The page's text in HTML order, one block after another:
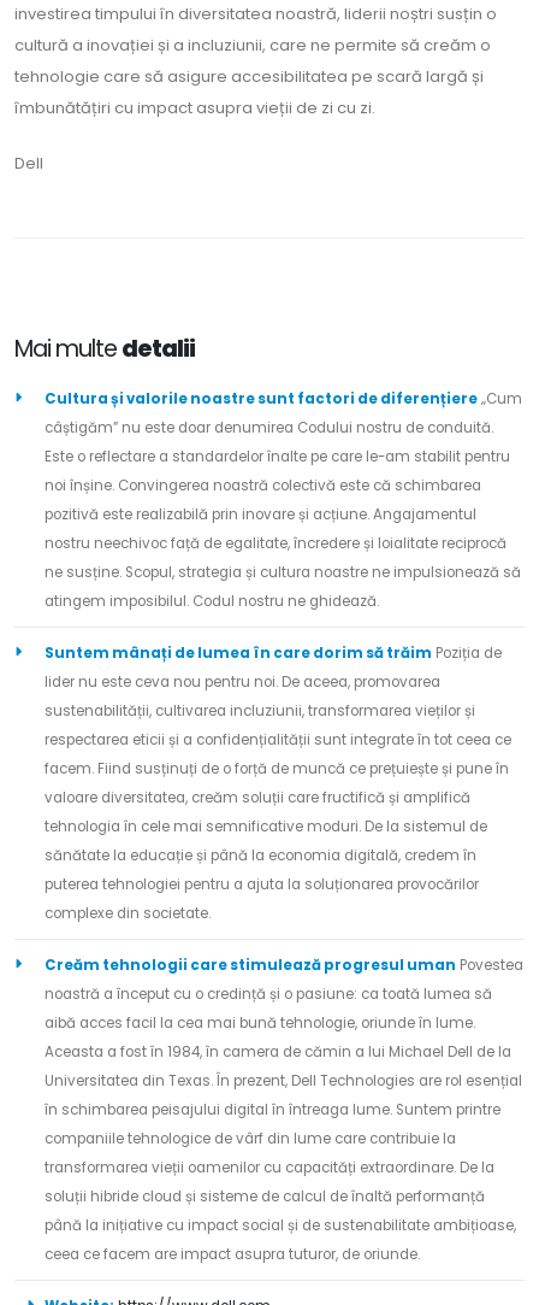
investirea timpului în diversitatea noastră, liderii noștri susțin o
cultură a inovației și a incluziunii, care ne permite să creăm o
tehnologie care să asigure accesibilitatea pe scară largă și
îmbunătățiri cu impact asupra vieții de zi cu zi.
Dell
Mai multedetalii
Cultura și valorile noastre sunt factori de diferențiere„Cum
câștigăm” nu este doar denumirea Codului nostru de conduită.
Este o reflectare a standardelor înalte pe care le-am stabilit pentru
noi înșine. Convingerea noastră colectivă este că schimbarea
pozitivă este realizabilă prin inovare și acțiune. Angajamentul
nostru neechivoc față de egalitate, încredere și loialitate reciprocă
ne susține. Scopul, strategia și cultura noastre ne impulsionează să
atingem imposibilul. Codul nostru ne ghidează.
Suntem mânați de lumea în care dorim să trăim Poziția de
lider nu este ceva nou pentru noi. De aceea, promovarea
sustenabilității, cultivarea incluziunii, transformarea vieților și
respectarea eticii și a confidențialității sunt integrate în tot ceea ce
facem. Fiind susținuți de o forță de muncă ce prețuiește și pune în
valoare diversitatea, creăm soluții care fructifică și amplifică
tehnologia în cele mai semnificative moduri. De la sistemul de
sănătate la educație și până la economia digitală, credem în
puterea tehnologiei pentru a ajuta la soluționarea provocărilor
complexe din societate.
Creăm tehnologii care stimulează progresul uman Povestea
noastră a început cu o credință și o pasiune: ca toată lumea să
aibă acces facil la cea mai bună tehnologie, oriunde în lume.
Aceasta a fost în 1984, în camera de cămin a lui Michael Dell de la
Universitatea din Texas. În prezent, Dell Technologies are rol esențial
în schimbarea peisajului digital în întreaga lume. Suntem printre
companiile tehnologice de vârf din lume care contribuie la
transformarea vieții oamenilor cu capacități extraordinare. De la
soluții hibride cloud și sisteme de calcul de înaltă performanță
până la inițiative cu impact social și de sustenabilitate ambițioase,
ceea ce facem are impact asupra tuturor, de oriunde.